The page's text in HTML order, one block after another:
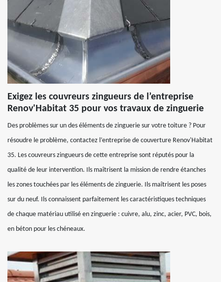
Exigez les couvreurs zingueurs de l’entreprise
Renov'Habitat 35 pour vos travaux de zinguerie
Des problèmes sur un des éléments de zinguerie sur votre toiture ? Pour
résoudre le problème, contactez l’entreprise de couverture Renov'Habitat
35. Les couvreurs zingueurs de cette entreprise sont réputés pour la
qualité de leur intervention. Ils maîtrisent la mission de rendre étanches
les zones touchées par les éléments de zinguerie. Ils maîtrisent les poses
sur du neuf. Ils connaissent parfaitement les caractéristiques techniques
de chaque matériau utilisé en zinguerie : cuivre, alu, zinc, acier, PVC, bois,
en béton pour les chéneaux.